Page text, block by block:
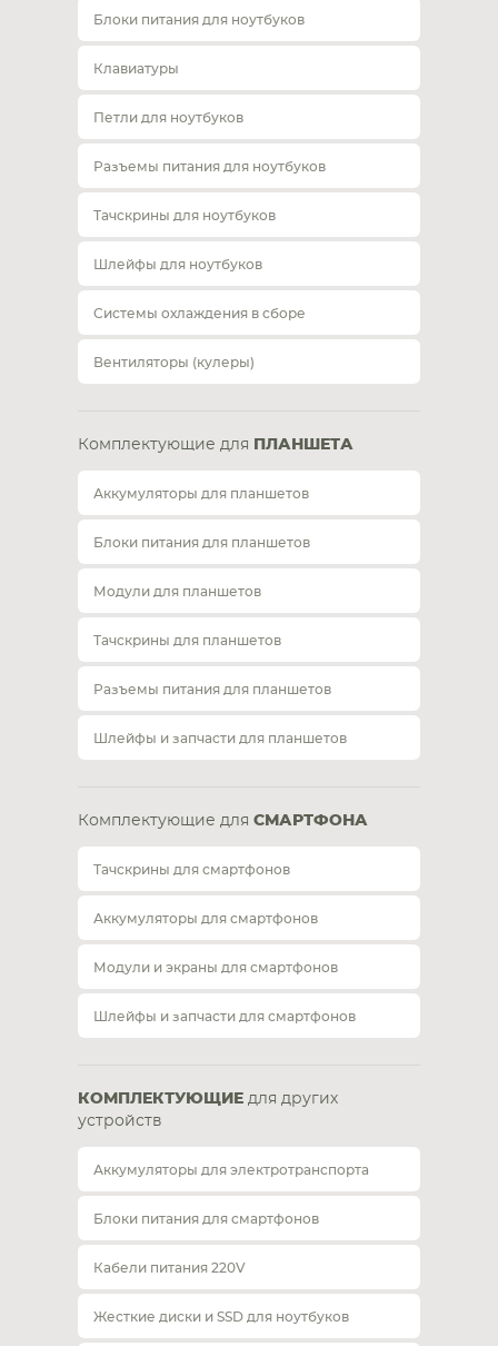
Блоки питания для ноутбуков
Клавиатуры
Петли для ноутбуков
Разъемы питания для ноутбуков
Тачскрины для ноутбуков
Шлейфы для ноутбуков
Системы охлаждения в сборе
Вентиляторы (кулеры)
Комплектующие для ПЛАНШЕТА
Аккумуляторы для планшетов
Блоки питания для планшетов
Модули для планшетов
Тачскрины для планшетов
Разъемы питания для планшетов
Шлейфы и запчасти для планшетов
Комплектующие для СМАРТФОНА
Тачскрины для смартфонов
Аккумуляторы для смартфонов
Модули и экраны для смартфонов
Шлейфы и запчасти для смартфонов
КОМПЛЕКТУЮЩИЕ для других
устройств
Аккумуляторы для электротранспорта
Блоки питания для смартфонов
Кабели питания 220V
Жесткие диски и SSD для ноутбуков